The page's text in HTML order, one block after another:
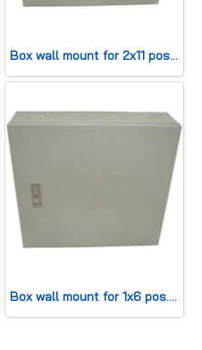
Box wall mount for 2x11 pos. (HWD42x45x13cm) 200 pair
Box wall mount for 1x6 pos. (HWD30x25x13cm) 50 pair